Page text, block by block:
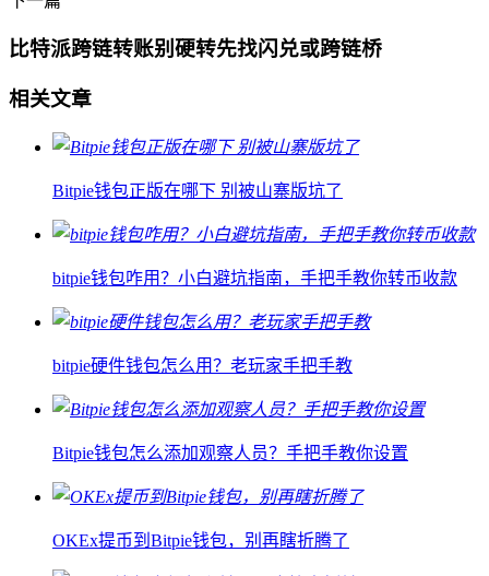
比特派跨链转账别硬转先找闪兑或跨链桥
相关文章
Bitpie钱包正版在哪下 别被山寨版坑了
bitpie钱包咋用？小白避坑指南，手把手教你转币收款
bitpie硬件钱包怎么用？老玩家手把手教
Bitpie钱包怎么添加观察人员？手把手教你设置
OKEx提币到Bitpie钱包，别再瞎折腾了